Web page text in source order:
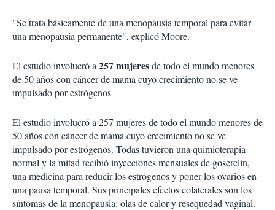
"Se trata básicamente de una menopausia temporal para evitar
una menopausia permanente", explicó Moore.
El estudio involucró a 257 mujeresde todo el mundo menores
de 50 años con cáncer de mama cuyo crecimiento no se ve
impulsado por estrógenos
El estudio involucró a 257 mujeres de todo el mundo menores de
50 años con cáncer de mama cuyo crecimiento no se ve
impulsado por estrógenos. Todas tuvieron una quimioterapia
normal y la mitad recibió inyecciones mensuales de goserelin,
una medicina para reducir los estrógenos y poner los ovarios en
una pausa temporal. Sus principales efectos colaterales son los
síntomas de la menopausia: olas de calor y resequedad vaginal.